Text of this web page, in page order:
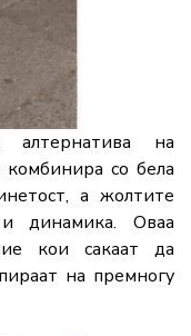
на
комбинира со бела
а жолтите
динамика. Оваа
кои сакаат да
на премногу